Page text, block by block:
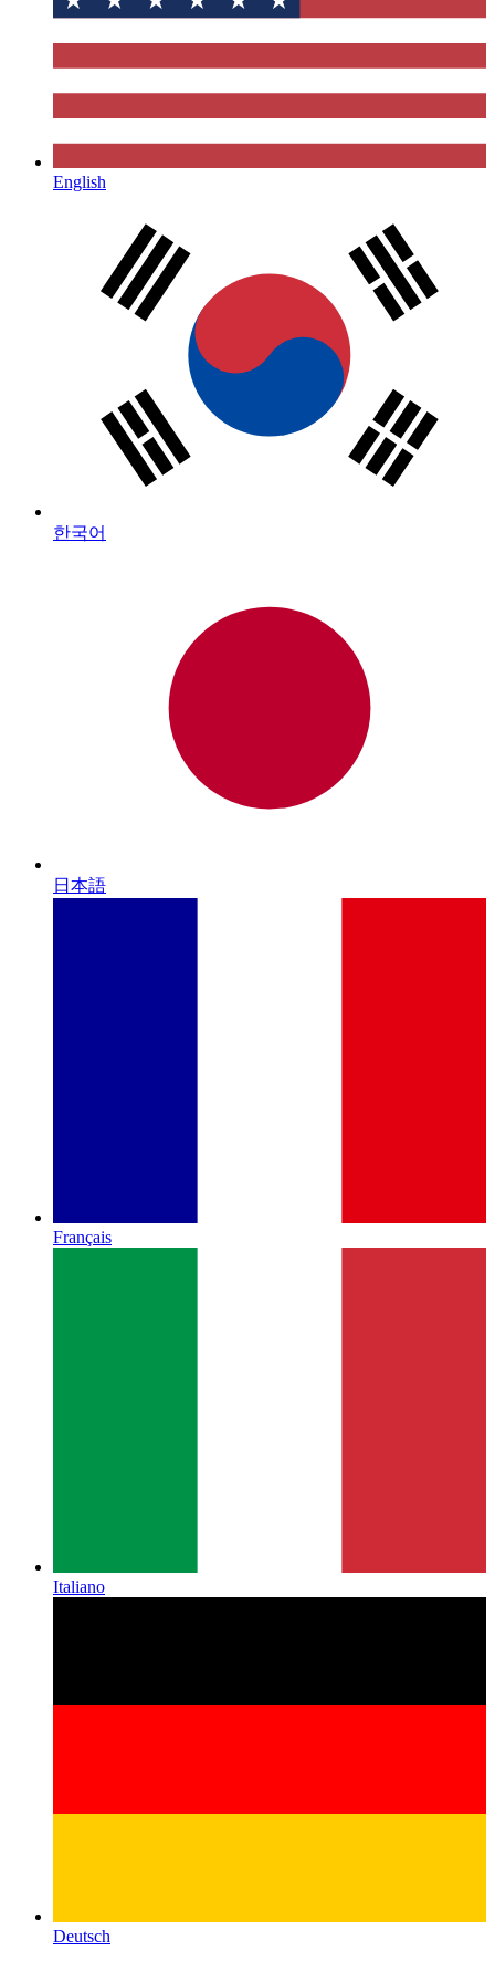
English
한국어
日本語
Français
Italiano
Deutsch